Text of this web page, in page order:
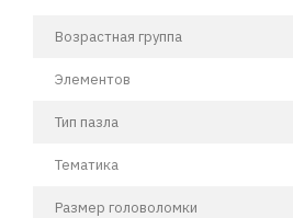
Возрастная группа
Элементов
Тип пазла
Тематика
Размер головоломки